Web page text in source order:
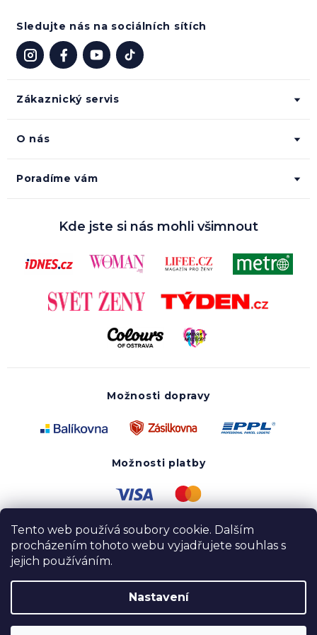
Tento web používá soubory cookie. Dalším
procházením tohoto webu vyjadřujete souhlas s
jejich používáním.
Nastavení
Zákaznický servis
O nás
Poradíme vám
Sledujte nás na sociálních sítích
Kde jste si nás mohli všimnout
Možnosti dopravy
Možnosti platby
Copyright 2020 - 2026 UTOPY wear. Všechna práva
vyhrazena.